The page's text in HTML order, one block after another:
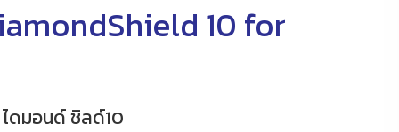
10 for
ดมอนด์ ชิลด์10